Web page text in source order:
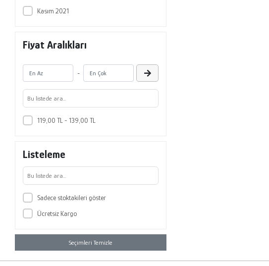
Kasım 2021
Fiyat Aralıkları
-
119,00 TL - 139,00 TL
Listeleme
Sadece stoktakileri göster
Ücretsiz Kargo
Seçimleri Temizle